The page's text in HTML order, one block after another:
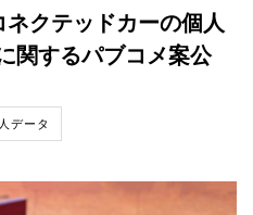
クテッドカーの個人
関するパブコメ案公
データ